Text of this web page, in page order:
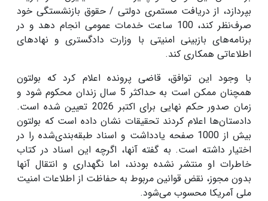
بپردازد، از دریافت مستمری دولتی / حقوق بازنشستگی خود
صرف‌نظر کند، 100 ساعت خدمات عمومی انجام دهد و در
برنامه‌های بازبینی امنیتی با وزارت دادگستری و نهادهای
اطلاعاتی همکاری کند.
با وجود این توافق، قاضی پرونده اعلام کرد که بولتون
همچنان ممکن است به حداکثر 5 سال زندان محکوم شود و
زمان صدور حکم نهایی برای اکتبر 2026 تعیین شده است.
دادستان‌ها اعلام کردند تحقیقات نشان داده است که بولتون
بیش از 1000 صفحه یادداشت و اسناد طبقه‌بندی‌شده را در
اختیار داشته است. به گفته آنها، اگرچه این اسناد در کتاب
خاطرات او منتشر نشده بودند، اما نگهداری و انتقال آنها
بدون مجوز، نقض قوانین مربوط به حفاظت از اطلاعات امنیت
ملی آمریکا محسوب می‌شود.